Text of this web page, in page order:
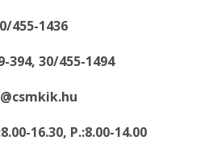
455-1436
394, 30/455-1494
16.30, P.:8.00-14.00